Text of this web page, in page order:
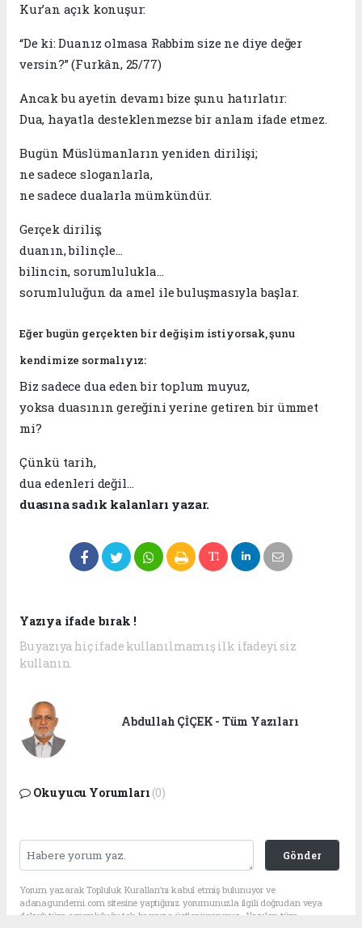
Kur’an açık konuşur:
“De ki: Duanız olmasa Rabbim size ne diye değer
versin?” (Furkân, 25/77)
Ancak bu ayetin devamı bize şunu hatırlatır:
Dua, hayatla desteklenmezse bir anlam ifade etmez.
Bugün Müslümanların yeniden dirilişi;
ne sadece sloganlarla,
ne sadece dualarla mümkündür.
Gerçek diriliş;
duanın, bilinçle…
bilincin, sorumlulukla…
sorumluluğun da amel ile buluşmasıyla başlar.
Eğer bugün gerçekten bir değişim istiyorsak, şunu
kendimize sormalıyız:
Biz sadece dua eden bir toplum muyuz,
yoksa duasının gereğini yerine getiren bir ümmet
mi?
Çünkü tarih,
dua edenleri değil…
duasına sadık kalanları yazar.
Yazıya ifade bırak !
Bu yazıya hiç ifade kullanılmamış ilk ifadeyi siz
kullanın.
Abdullah ÇİÇEK - Tüm Yazıları
Okuyucu Yorumları (0)
Gönder
Yorum yazarak Topluluk Kuralları’nı kabul etmiş bulunuyor ve
adanagundemi.com sitesine yaptığınız yorumunuzla ilgili doğrudan veya
dolaylı tüm sorumluluğu tek başınıza üstleniyorsunuz. Yazılan tüm